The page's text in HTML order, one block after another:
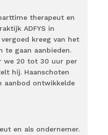
therapeut en
ADFYS in
kreeg van het
te gaan aanbieden.
we 20 tot 30 uur per
hij. Haanschoten
aanbod ontwikkelde
en als ondernemer.